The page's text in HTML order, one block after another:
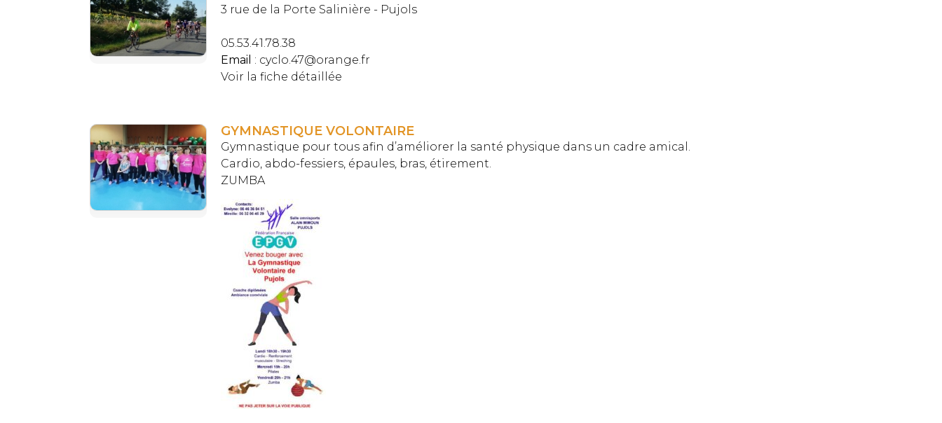
3 rue de la Porte Salinière - Pujols
05.53.41.78.38
Email : cyclo.47@orange.fr
Voir la fiche détaillée
GYMNASTIQUE VOLONTAIRE
Gymnastique pour tous afin d’améliorer la santé physique dans un cadre amical.
Cardio, abdo-fessiers, épaules, bras, étirement.
ZUMBA